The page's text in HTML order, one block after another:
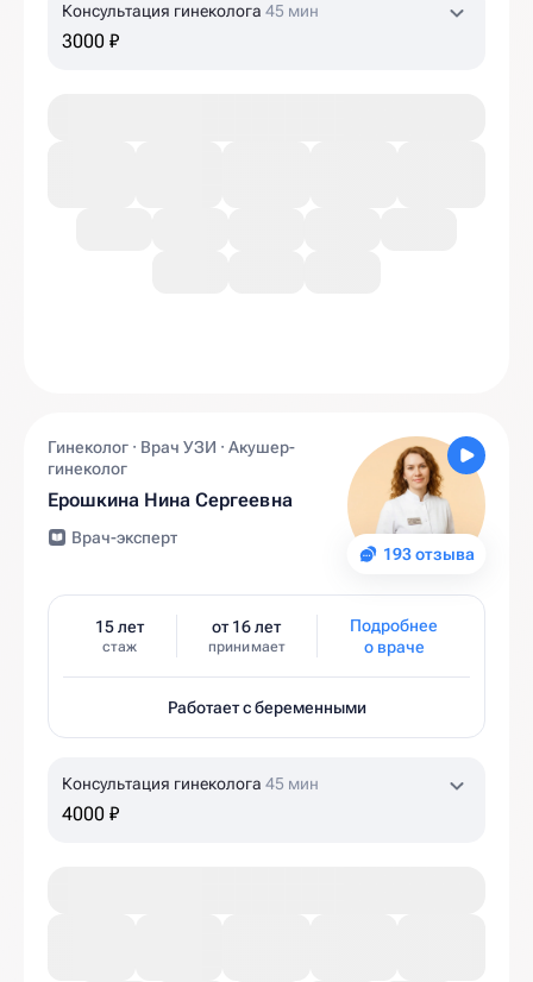
Консультация гинеколога 45 мин
3000 ₽
193 отзыва
Гинеколог · Врач УЗИ · Акушер-
гинеколог
Ерошкина Нина Сергеевна
Врач-эксперт
15 лет
стаж
от 16 лет
принимает
Подробнее
о враче
Работает с беременными
Консультация гинеколога 45 мин
4000 ₽